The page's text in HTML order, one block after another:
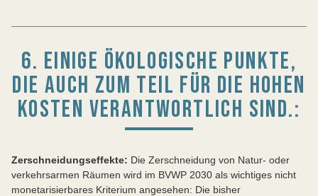
6. EINIGE ÖKOLOGISCHE PUNKTE,
DIE AUCH ZUM TEIL FÜR DIE HOHEN
KOSTEN VERANTWORTLICH SIND.:
Zerschneidungseffekte: Die Zerschneidung von Natur- oder
verkehrsarmen Räumen wird im BVWP 2030 als wichtiges nicht
monetarisierbares Kriterium angesehen: Die bisher